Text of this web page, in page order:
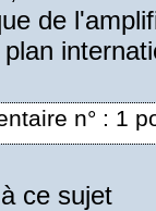
de
n° : 1
ce sujet